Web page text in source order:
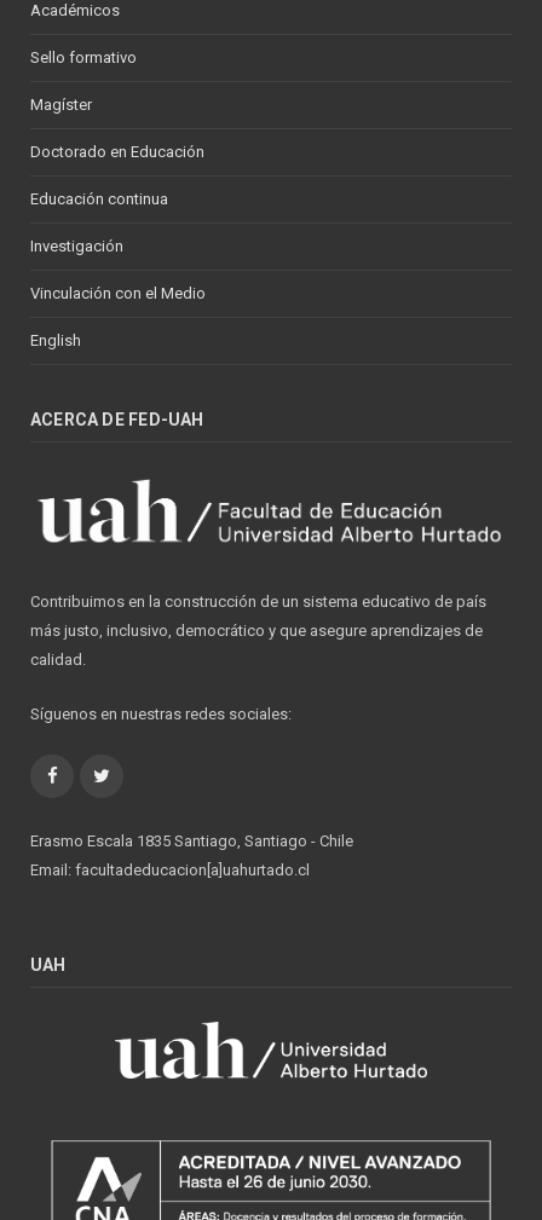
Académicos
Sello formativo
Magíster
Doctorado en Educación
Educación continua
Investigación
Vinculación con el Medio
English
ACERCA DE FED-UAH
Contribuimos en la construcción de un sistema educativo de país
más justo, inclusivo, democrático y que asegure aprendizajes de
calidad.
Síguenos en nuestras redes sociales:
Facebook
Erasmo Escala 1835 Santiago, Santiago - Chile
Email: facultadeducacion[a]uahurtado.cl
UAH